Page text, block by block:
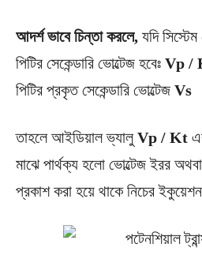
আদর্শ ভাবে চিন্তা করলে, যদি
পিটির সেকেন্ডারি ভোল্টেজ হবেঃ Vp /
পিটির প্রকৃত সেকেন্ডারি ভোল্টেজ Vs
তাহলে আইডিয়াল ভ্যালুVp / Kt
মাঝে পার্থক্য হলো ভোল্টেজ ইরর
প্রকাশ করা হয়ে থাকে নিচের ইকুয়েশন